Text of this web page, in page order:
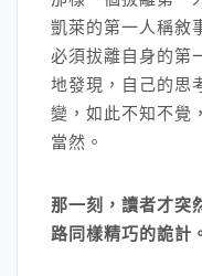
凱萊的第一人稱敘
必須拔離自身的第
地發現，自己的思
變，如此不知不覺
當然。
那一刻，讀者才突
路同樣精巧的詭計